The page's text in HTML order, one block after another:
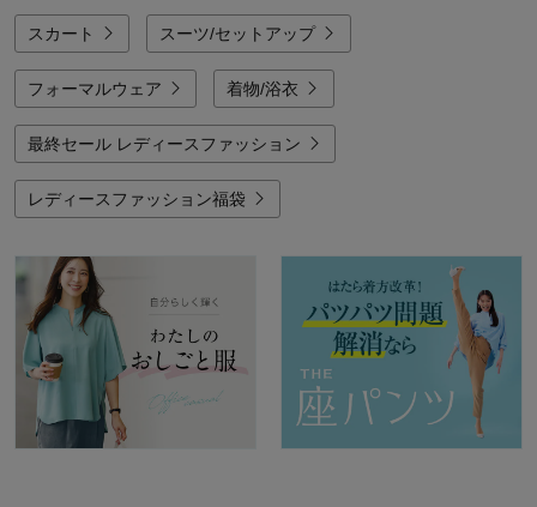
スカート スーツ/セットアップ
フォーマルウェア 着物/浴衣
最終セール レディースファッション
レディースファッション福袋